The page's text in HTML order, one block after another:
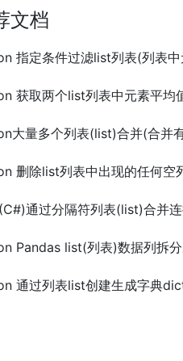
文档
指定条件过滤list列表(列表
获取两个list列表中元素平均
大量多个列表(list)合并(合并
删除list列表中出现的任何空
通过分隔符列表(list)合并
Pandas list(列表)数据列拆
通过列表list创建生成字典